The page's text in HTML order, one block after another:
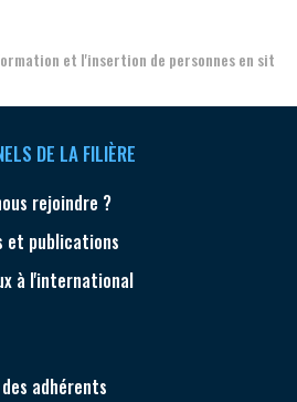
en situation de handicap
DE LA FILIÈRE
rejoindre ?
et publications
à l'international
adhérents